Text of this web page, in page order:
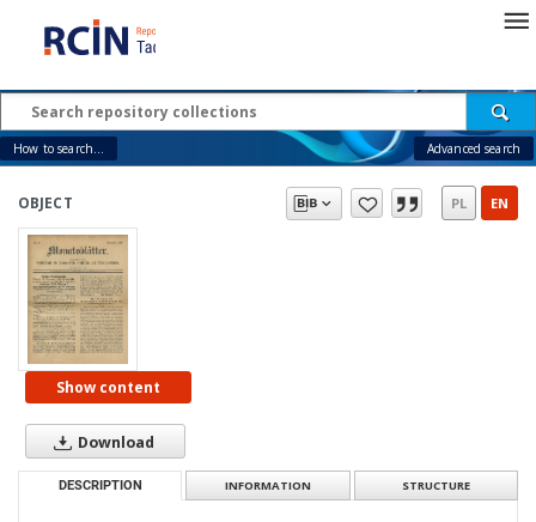
How to search... Advanced search
OBJECT PL EN
Show content
Download
DESCRIPTION INFORMATION STRUCTURE